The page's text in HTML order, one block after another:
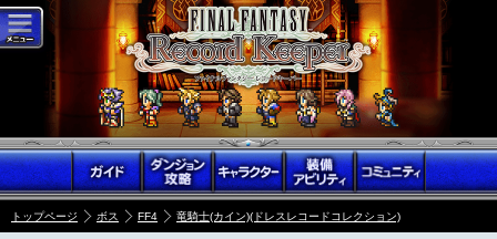
トップページ ボス FF4 竜騎士(カイン)(ドレスレコードコレクション)